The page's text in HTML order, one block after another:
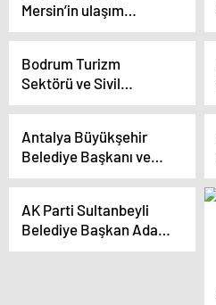
Mersin’in ulaşım
sorununa biz çözüm
Bodrum Turizm
Sektörü ve Sivil
Toplum Kuruluşları
Gerçekleştirildi
Antalya Büyükşehir
Belediye Başkanı ve
Adayı Muhittin Böcek,
AK Parti Sultanbeyli
Belediye Başkan Adayı
Ali Tombaş,